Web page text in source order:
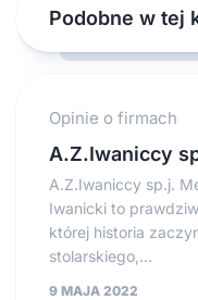
Podobne w tej
Opinie o firmach
A.Z.Iwaniccy
A.Z.Iwaniccy sp.j.
Iwanicki to
której historia
stolarskiego,...
9 MAJA 2022